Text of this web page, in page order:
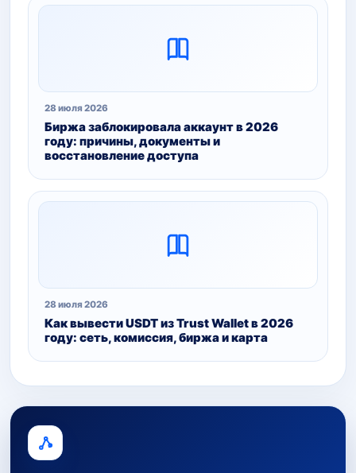
28 июля 2026
Биржа заблокировала аккаунт в 2026
году: причины, документы и
восстановление доступа
28 июля 2026
Как вывести USDT из Trust Wallet в 2026
году: сеть, комиссия, биржа и карта